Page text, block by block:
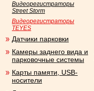
Видеорегистраторы
Street Storm
Видеорегистраторы
TEYES
Датчики парковки
Камеры заднего вида и
парковочные системы
Карты памяти, USB-
носители